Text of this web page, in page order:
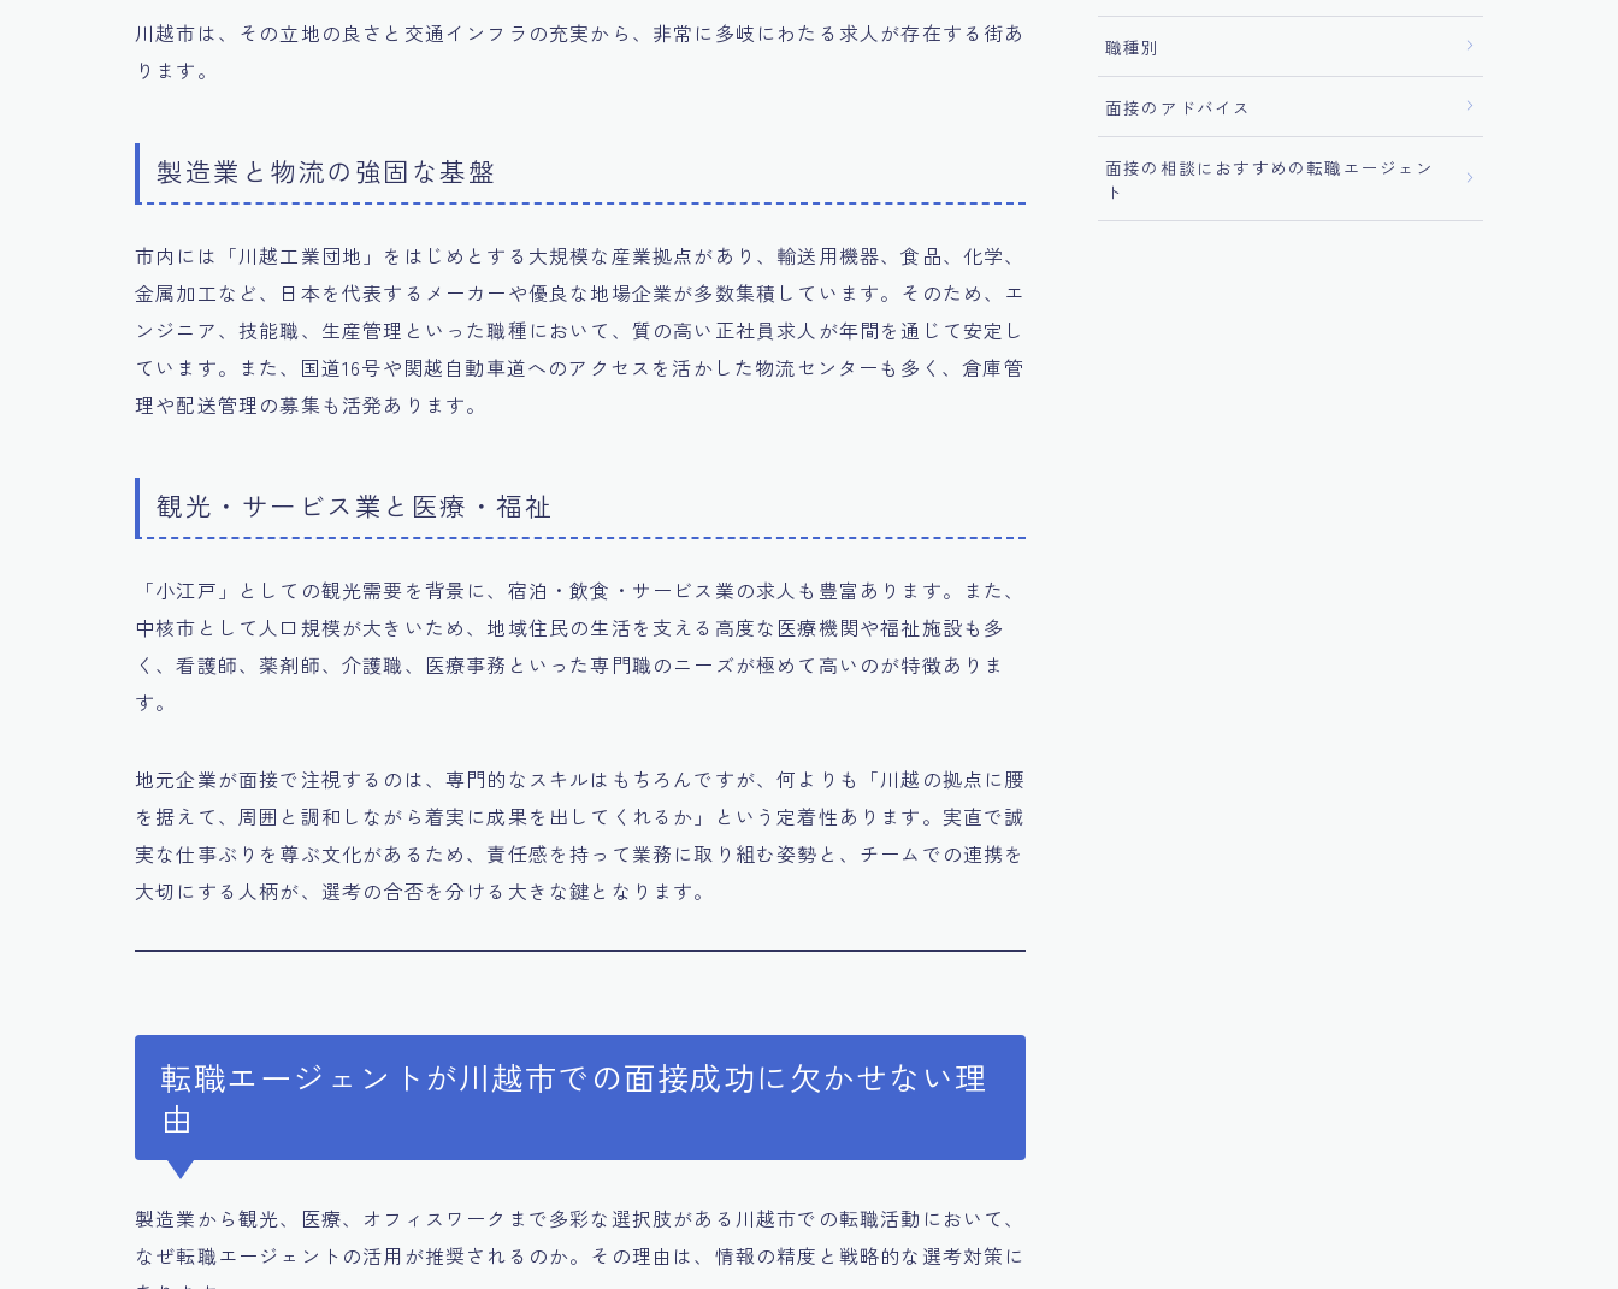
川越市は、その立地の良さと交通インフラの充実から、非常に多岐にわたる求人が存在する街あ
ります。
製造業と物流の強固な基盤
市内には「川越工業団地」をはじめとする大規模な産業拠点があり、輸送用機器、食品、化学、
金属加工など、日本を代表するメーカーや優良な地場企業が多数集積しています。そのため、エ
ンジニア、技能職、生産管理といった職種において、質の高い正社員求人が年間を通じて安定し
ています。また、国道16号や関越自動車道へのアクセスを活かした物流センターも多く、倉庫管
理や配送管理の募集も活発あります。
観光・サービス業と医療・福祉
「小江戸」としての観光需要を背景に、宿泊・飲食・サービス業の求人も豊富あります。また、
中核市として人口規模が大きいため、地域住民の生活を支える高度な医療機関や福祉施設も多
く、看護師、薬剤師、介護職、医療事務といった専門職のニーズが極めて高いのが特徴ありま
す。
地元企業が面接で注視するのは、専門的なスキルはもちろんですが、何よりも「川越の拠点に腰
を据えて、周囲と調和しながら着実に成果を出してくれるか」という定着性あります。実直で誠
実な仕事ぶりを尊ぶ文化があるため、責任感を持って業務に取り組む姿勢と、チームでの連携を
大切にする人柄が、選考の合否を分ける大きな鍵となります。
転職エージェントが川越市での面接成功に欠かせない理
由
製造業から観光、医療、オフィスワークまで多彩な選択肢がある川越市での転職活動において、
なぜ転職エージェントの活用が推奨されるのか。その理由は、情報の精度と戦略的な選考対策に
職種別
面接のアドバイス
面接の相談におすすめの転職エージェン
ト